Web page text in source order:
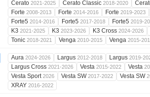
Cerato 2021-2025 Cerato Classic 2018-2020
Forte 2008-2013 Forte 2014-2016 Forte 2019-2023
Forte5 2014-2016 Forte5 2017-2018 Forte5 2019-
K3 2021-2025 K3 2023-2026 K3 Cross 2024-2026
Tonic 2018-2021 Venga 2010-2015 Venga 2015-
Aura 2024-2026 Largus 2012-2018 Largus 2019-
Largus Cross 2021-2026 Vesta 2015-2022 Vesta
Vesta Sport2026 Vesta SW2017-2022 Vesta SW
XRAY 2016-2022